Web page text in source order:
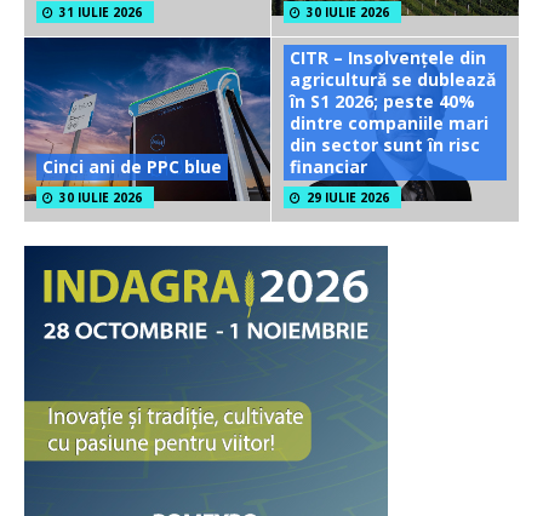
31 IULIE 2026 30 IULIE 2026
Cinci ani de PPC blue
30 IULIE 2026
CITR – Insolvențele din
agricultură se dublează
în S1 2026; peste 40%
dintre companiile mari
din sector sunt în risc
financiar
29 IULIE 2026